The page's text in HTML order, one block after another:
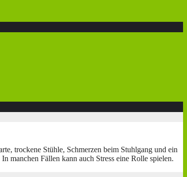
trockene Stühle, Schmerzen beim Stuhlgang und ein
manchen Fällen kann auch Stress eine Rolle spielen.